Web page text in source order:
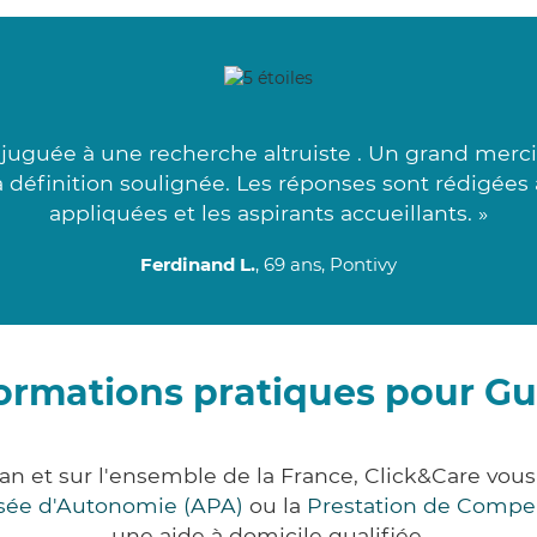
à une recherche altruiste . Un grand
définition soulignée. Les réponses sont
appliquées et les aspirants accueillants. »
Ferdinand L., 69 ans, Pontivy
pratiques pour
et sur l'ensemble de la France, Click&Care
d'Autonomie (APA) ou la Prestation de